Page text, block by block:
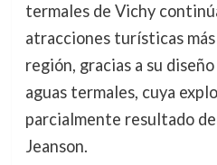
termales de Vichy
atracciones turísticas
región, gracias a su
aguas termales, cuya
parcialmente resultado
Jeanson.